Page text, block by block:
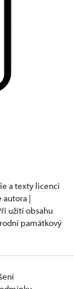
a texty licenci
autora |
užití obsahu
památkový